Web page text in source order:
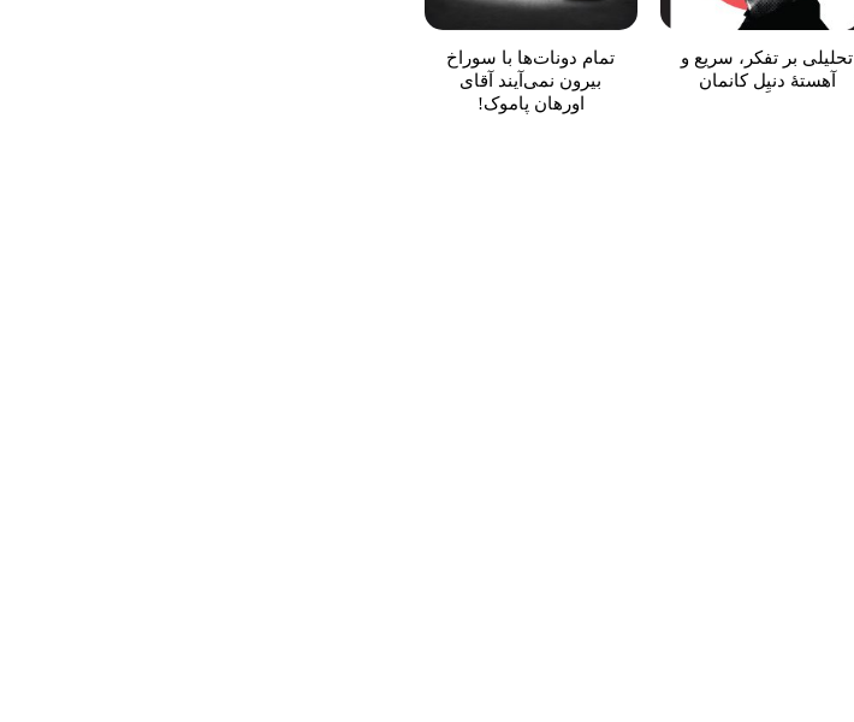
تحلیلی بر تفکر، سریع و
آهستۀ دنیِل کانمان
تمام دونات‌ها با سوراخ
بیرون نمی‌آیند آقای
اورهان پاموک!